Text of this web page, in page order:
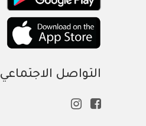
التواصل الاجتماعي